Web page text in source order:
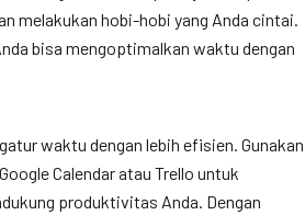
melakukan hobi-hobi yang Anda cintai.
bisa mengoptimalkan waktu dengan
waktu dengan lebih efisien. Gunakan
Calendar atau Trello untuk
produktivitas Anda. Dengan